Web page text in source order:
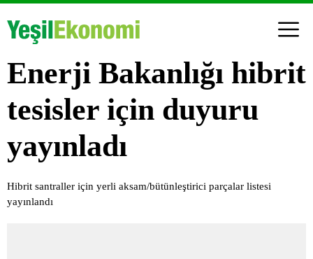
Enerji Bakanlığı hibrit
tesisler için duyuru
yayınladı
Hibrit santraller için yerli aksam/bütünleştirici parçalar listesi
yayınlandı